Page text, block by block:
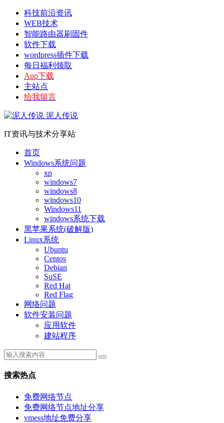
科技前沿资讯
WEB技术
智能路由器刷固件
软件下载
wordpress插件下载
每日福利领取
App下载
主站点
给我留言
泥人传说
IT资讯与技术分享站
首页
Windows系统问题
xp
windows7
windows8
windows10
Windows11
windows系统下载
黑苹果系统(破解版)
Linux系统
Ubuntu
Centos
Debian
SuSE
Red Hat
Red Flag
网络问题
软件安装问题
应用软件
建站程序
搜索热点
免费网络节点
免费网络节点地址分享
vmess地址免费分享